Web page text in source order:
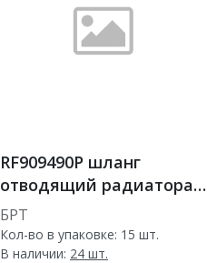
RF909490Р шланг
отводящий радиатора
RF-90
БРТ
Кол-во в упаковке: 15 шт.
В наличии: 24 шт.